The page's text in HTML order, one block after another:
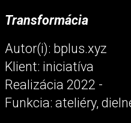
Transformácia
Autor(i): bplus.xyz
Klient: iniciatíva
Realizácia 2022 -
Funkcia: ateliéry,